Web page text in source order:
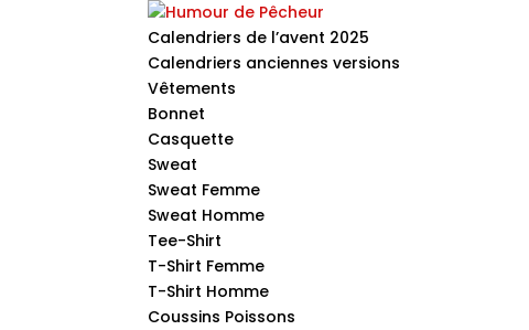
Calendriers de l’avent 2025
Calendriers anciennes versions
Vêtements
Bonnet
Casquette
Sweat
Sweat Femme
Sweat Homme
Tee-Shirt
T-Shirt Femme
T-Shirt Homme
Coussins Poissons